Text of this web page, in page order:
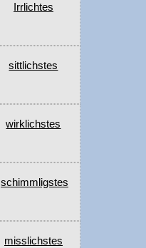
Irrlichtes
sittlichstes
wirklichstes
schimmligstes
misslichstes